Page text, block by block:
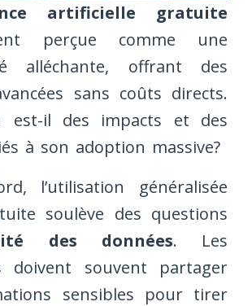
artificielle gratuite
perçue comme une
alléchante, offrant des
sans coûts directs.
est-il des impacts et des
à son adoption massive?
l’utilisation généralisée
soulève des questions
des données. Les
doivent souvent partager
sensibles pour tirer